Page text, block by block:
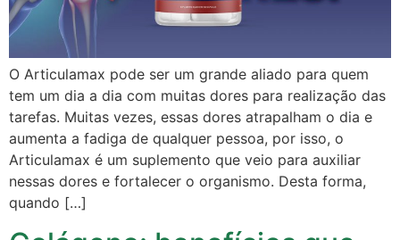
O Articulamax pode ser um grande aliado para quem
tem um dia a dia com muitas dores para realização das
tarefas. Muitas vezes, essas dores atrapalham o dia e
aumenta a fadiga de qualquer pessoa, por isso, o
Articulamax é um suplemento que veio para auxiliar
nessas dores e fortalecer o organismo. Desta forma,
quando […]